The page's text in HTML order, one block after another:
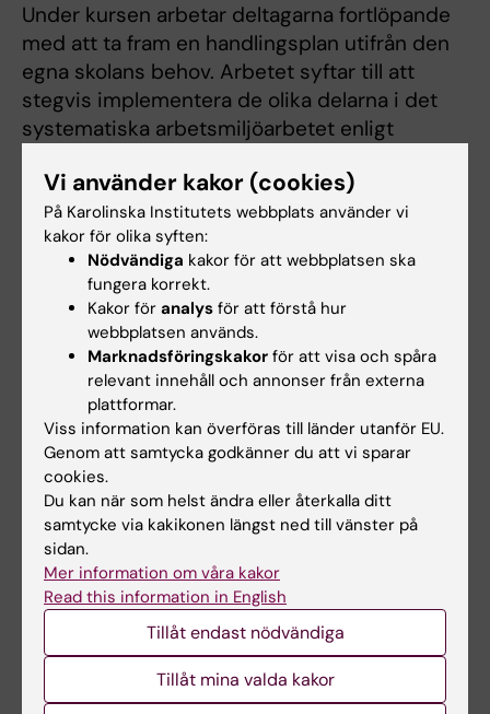
Under kursen arbetar deltagarna fortlöpande
med att ta fram en handlingsplan utifrån den
egna skolans behov. Arbetet syftar till att
stegvis implementera de olika delarna i det
systematiska arbetsmiljöarbetet enligt
(PGSA).
I processen ingår att planera och genomföra
förändringar på den egna skolan, analysera
effekterna av de åtgärder som testats och vid
behov justera arbetssättet. Deltagarna får
kontinuerligt stöd av kursledare och lärare
genom hela kursperioden.
Arbetet mynnar ut i en framåtblickande plan
som ska ligga till grund för det fortsatta
systematiska arbetsmiljöarbetet under de
kommande åren.
Tid och plats
Kursen pågår mellan 15 oktober 2026 – 21 maj
2027.
Internat genomförs under följande två tillfällen:
Vi använder kakor (cookies)
På Karolinska Institutets webbplats använder vi
kakor för olika syften:
Nödvändiga kakor för att webbplatsen ska
fungera korrekt.
Kakor för analys för att förstå hur
webbplatsen används.
Marknadsföringskakor för att visa och spåra
relevant innehåll och annonser från externa
plattformar.
Viss information kan överföras till länder utanför EU.
Genom att samtycka godkänner du att vi sparar
cookies.
Du kan när som helst ändra eller återkalla ditt
samtycke via kakikonen längst ned till vänster på
sidan.
Mer information om våra kakor
Read this information in English
Tillåt endast nödvändiga
Tillåt mina valda kakor